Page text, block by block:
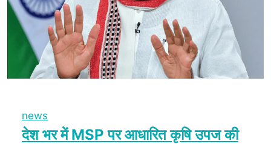
news
देश भर में MSP पर आधारित कृषि उपज की